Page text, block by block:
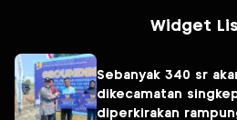
Widget
Sebanyak 340 sr
dikecamatan
diperkirakan